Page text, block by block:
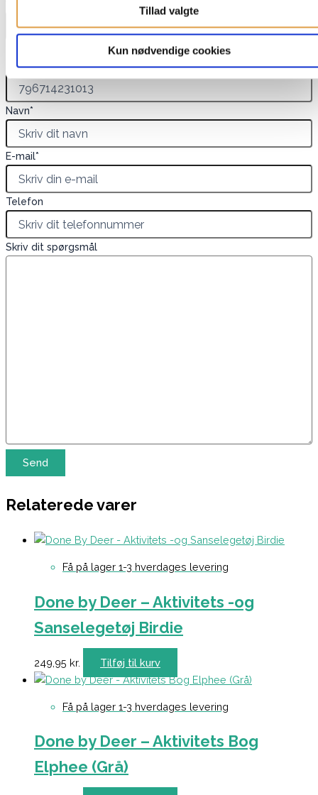
Tillad valgte
Kun nødvendige cookies
Dette felt er skjult, når du får vist formularen
EAN
Navn*
E-mail*
Telefon
Skriv dit spørgsmål
Relaterede varer
Få på lager 1-3 hverdages levering
Done by Deer – Aktivitets -og
Sanselegetøj Birdie
249,95 kr. Tilføj til kurv
Få på lager 1-3 hverdages levering
Done by Deer – Aktivitets Bog
Elphee (Grå)